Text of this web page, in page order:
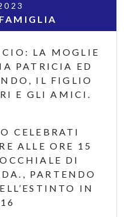
LA MOGLIE
PATRICIA ED
IL FIGLIO
E GLI AMICI.
CELEBRATI
ALLE ORE 15
DI
PARTENDO
IN